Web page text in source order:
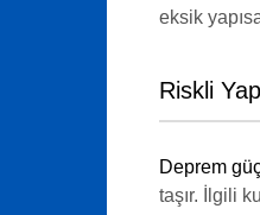
eksik
Riskli
Deprem
taşır. İlgili